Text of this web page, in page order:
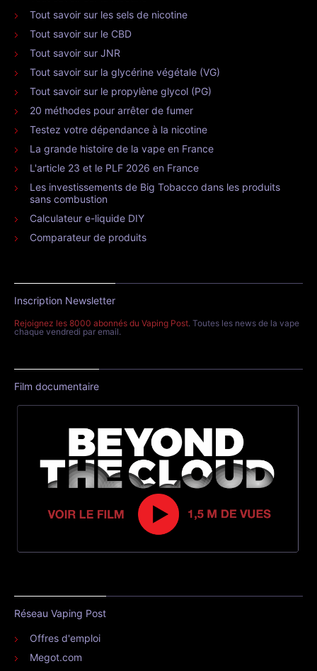
Tout savoir sur les sels de nicotine
Tout savoir sur le CBD
Tout savoir sur JNR
Tout savoir sur la glycérine végétale (VG)
Tout savoir sur le propylène glycol (PG)
20 méthodes pour arrêter de fumer
Testez votre dépendance à la nicotine
La grande histoire de la vape en France
L'article 23 et le PLF 2026 en France
Les investissements de Big Tobacco dans les produits
sans combustion
Calculateur e-liquide DIY
Comparateur de produits
Inscription Newsletter
Rejoignez les 8000 abonnés du Vaping Post. Toutes les news de la vape
chaque vendredi par email.
Film documentaire
Réseau Vaping Post
Offres d'emploi
Megot.com